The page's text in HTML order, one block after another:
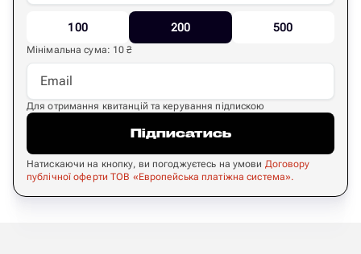
100 200 500
Мінімальна сума: 10 ₴
Для отримання квитанцій та керування підпискою
Підписатись
Натискаючи на кнопку, ви погоджуєтесь на умови Договору
публічної оферти ТОВ «Европейська платіжна система».